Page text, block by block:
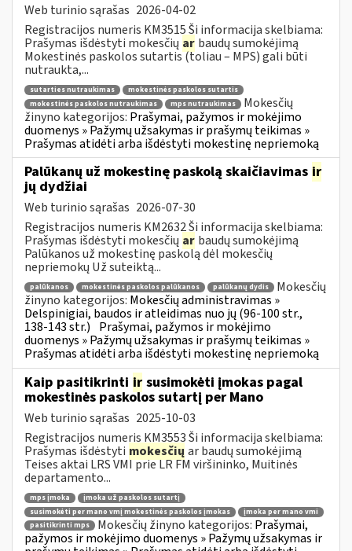
Web turinio sąrašas 2026-04-02
Registracijos numeris KM3515 Ši informacija skelbiama:
Prašymas išdėstyti mokesčių ar baudų sumokėjimą
Mokestinės paskolos sutartis (toliau – MPS) gali būti
nutraukta,...
sutarties nutraukimas
mokestinės paskolos sutartis
mokestinės paskolos nutraukimas
mps nutraukimas
Mokesčių
žinyno kategorijos: Prašymai, pažymos ir mokėjimo
duomenys » Pažymų užsakymas ir prašymų teikimas »
Prašymas atidėti arba išdėstyti mokestinę nepriemoką
Palūkanų už mokestinę paskolą skaičiavimas ir
jų dydžiai
Web turinio sąrašas 2026-07-30
Registracijos numeris KM2632 Ši informacija skelbiama:
Prašymas išdėstyti mokesčių ar baudų sumokėjimą
Palūkanos už mokestinę paskolą dėl mokesčių
nepriemokų Už suteiktą...
palūkanos mokestinės paskolos palūkanos palūkanų dydis
Mokesčių
žinyno kategorijos: Mokesčių administravimas »
Delspinigiai, baudos ir atleidimas nuo jų (96-100 str.,
138-143 str.) Prašymai, pažymos ir mokėjimo
duomenys » Pažymų užsakymas ir prašymų teikimas »
Prašymas atidėti arba išdėstyti mokestinę nepriemoką
Kaip pasitikrinti ir susimokėti įmokas pagal
mokestinės paskolos sutartį per Mano
Web turinio sąrašas 2025-10-03
Registracijos numeris KM3553 Ši informacija skelbiama:
Prašymas išdėstyti mokesčių ar baudų sumokėjimą
Teises aktai LRS VMI prie LR FM viršininko, Muitinės
departamento...
mps įmoka
įmoka už paskolos sutartį
susimokėti per mano vmį mokestinės paskolos įmokas
įmoka per mano vmi
pasitikrinti mps
Mokesčių žinyno kategorijos: Prašymai,
pažymos ir mokėjimo duomenys » Pažymų užsakymas ir